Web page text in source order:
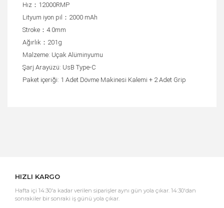
Hız：12000RMP
Lityum iyon pil：2000 mAh
Stroke：4.0mm
Ağırlık：201g
Malzeme: Uçak Alüminyumu
Şarj Arayüzü: UsB Type-C
Paket içeriği: 1 Adet Dövme Makinesi Kalemi + 2 Adet Grip
HIZLI KARGO
Hafta içi 14:30'a kadar verilen siparişler aynı gün yola çıkar. 14:30'dan
sonrakiler bir sonraki iş günü yola çıkar.